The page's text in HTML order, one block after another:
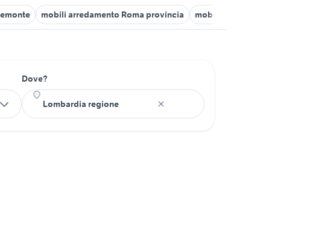
mobili arredamento Roma provincia mobili usati colico
Dove?